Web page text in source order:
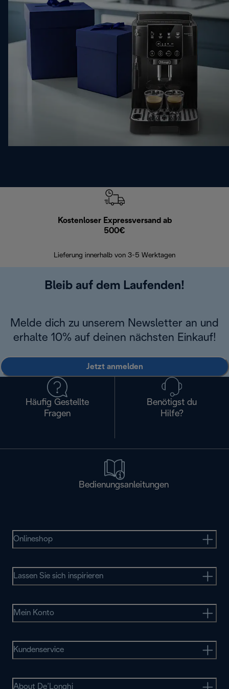
Kostenloser Expressversand ab
500€
Lieferung innerhalb von 3-5 Werktagen
Bleib auf dem Laufenden!
Melde dich zu unserem Newsletter an und
erhalte 10% auf deinen nächsten Einkauf!
Jetzt anmelden
Häufig Gestellte
Fragen
Benötigst du
Hilfe?
Bedienungsanleitungen
Onlineshop
Lassen Sie sich inspirieren
Mein Konto
Kundenservice
About De’Longhi